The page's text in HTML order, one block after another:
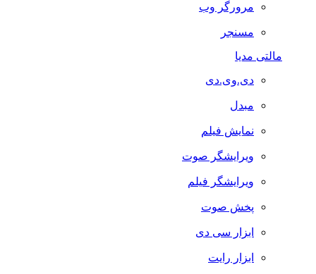
مرورگر وب
مسنجر
مالتی مدیا
دی.وی.دی
مبدل
نمایش فیلم
ویرایشگر صوت
ویرایشگر فیلم
پخش صوت
ابزار سی دی
ابزار رایت